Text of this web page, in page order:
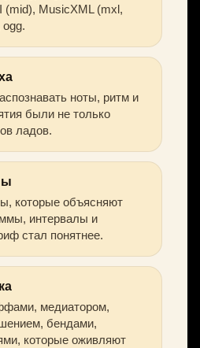
MusicXML (mxl,
ноты, ритм и
были не только
ладов.
которые объясняют
интервалы и
стал понятнее.
медиатором,
бендами,
которые оживляют